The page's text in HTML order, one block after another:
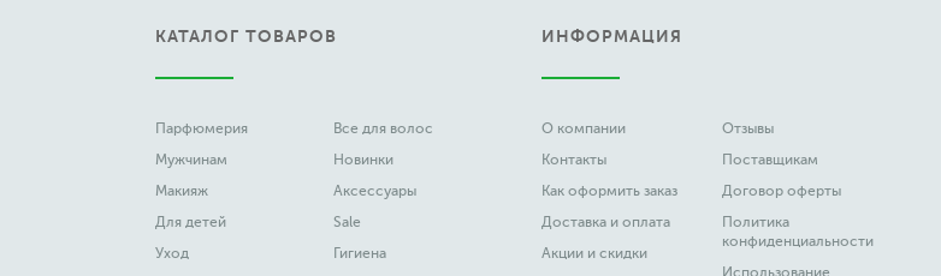
КАТАЛОГ ТОВАРОВ
Парфюмерия
Мужчинам
Макияж
Для детей
Уход
Все для волос
Новинки
Аксессуары
Sale
Гигиена
ИНФОРМАЦИЯ
О компании
Контакты
Как оформить заказ
Доставка и оплата
Акции и скидки
Отзывы
Поставщикам
Договор оферты
Политика
конфиденциальности
Использование